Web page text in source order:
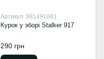
Артикул: 981491881
Курок у зборі Stalker 917
290 грн